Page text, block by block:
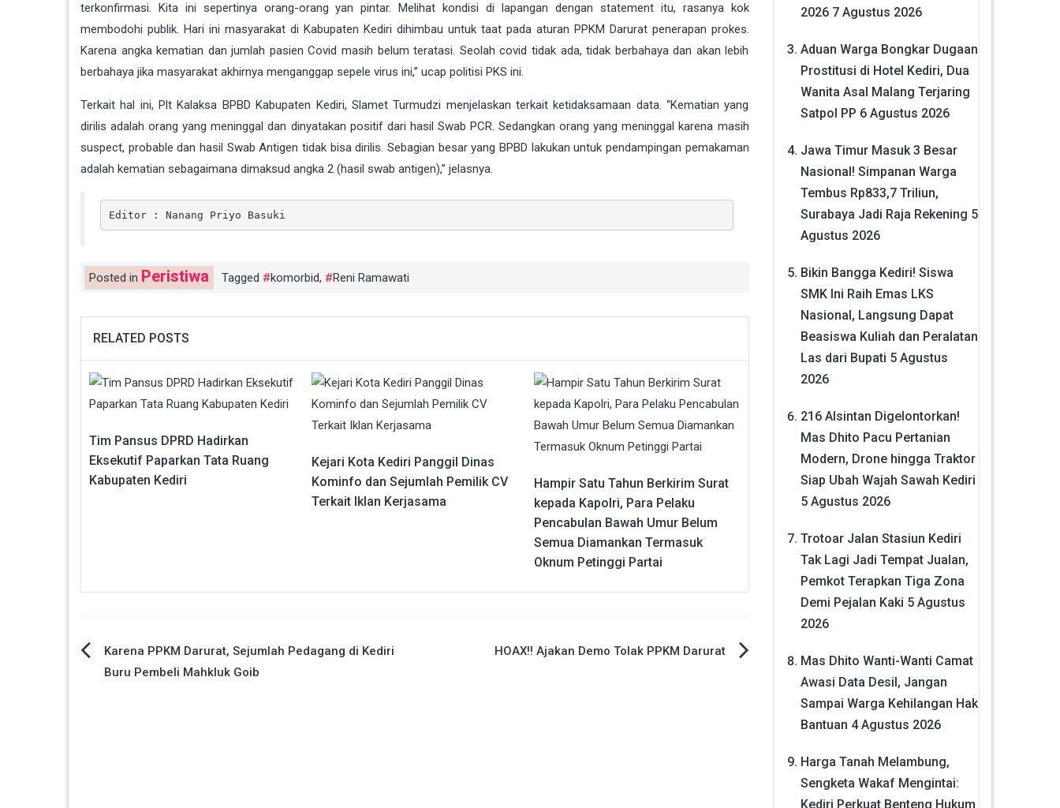
terkonfirmasi. Kita ini sepertinya orang-orang yan pintar. Melihat kondisi di lapangan dengan statement itu, rasanya kok
membodohi publik. Hari ini masyarakat di Kabupaten Kediri dihimbau untuk taat pada aturan PPKM Darurat penerapan prokes.
Karena angka kematian dan jumlah pasien Covid masih belum teratasi. Seolah covid tidak ada, tidak berbahaya dan akan lebih
berbahaya jika masyarakat akhirnya menganggap sepele virus ini,” ucap politisi PKS ini.
Terkait hal ini, Plt Kalaksa BPBD Kabupaten Kediri, Slamet Turmudzi menjelaskan terkait ketidaksamaan data. “Kematian yang
dirilis adalah orang yang meninggal dan dinyatakan positif dari hasil Swab PCR. Sedangkan orang yang meninggal karena masih
suspect, probable dan hasil Swab Antigen tidak bisa dirilis. Sebagian besar yang BPBD lakukan untuk pendampingan pemakaman
adalah kematian sebagaimana dimaksud angka 2 (hasil swab antigen),” jelasnya.
Editor : Nanang Priyo Basuki
Posted in Peristiwa Tagged komorbid, Reni Ramawati
RELATED POSTS
Tim Pansus DPRD Hadirkan
Eksekutif Paparkan Tata Ruang
Kabupaten Kediri
Kejari Kota Kediri Panggil Dinas
Kominfo dan Sejumlah Pemilik CV
Terkait Iklan Kerjasama
Hampir Satu Tahun Berkirim Surat
kepada Kapolri, Para Pelaku
Pencabulan Bawah Umur Belum
Semua Diamankan Termasuk
Oknum Petinggi Partai
Navigasi
Karena PPKM Darurat, Sejumlah Pedagang di Kediri
Buru Pembeli Mahkluk Goib
HOAX!! Ajakan Demo Tolak PPKM Darurat
2026 7 Agustus 2026
Aduan Warga Bongkar Dugaan
Prostitusi di Hotel Kediri, Dua
Wanita Asal Malang Terjaring
Satpol PP 6 Agustus 2026
Jawa Timur Masuk 3 Besar
Nasional! Simpanan Warga
Tembus Rp833,7 Triliun,
Surabaya Jadi Raja Rekening 5
Agustus 2026
Bikin Bangga Kediri! Siswa
SMK Ini Raih Emas LKS
Nasional, Langsung Dapat
Beasiswa Kuliah dan Peralatan
Las dari Bupati 5 Agustus
2026
216 Alsintan Digelontorkan!
Mas Dhito Pacu Pertanian
Modern, Drone hingga Traktor
Siap Ubah Wajah Sawah Kediri
5 Agustus 2026
Trotoar Jalan Stasiun Kediri
Tak Lagi Jadi Tempat Jualan,
Pemkot Terapkan Tiga Zona
Demi Pejalan Kaki 5 Agustus
2026
Mas Dhito Wanti-Wanti Camat
Awasi Data Desil, Jangan
Sampai Warga Kehilangan Hak
Bantuan 4 Agustus 2026
Harga Tanah Melambung,
Sengketa Wakaf Mengintai:
Kediri Perkuat Benteng Hukum